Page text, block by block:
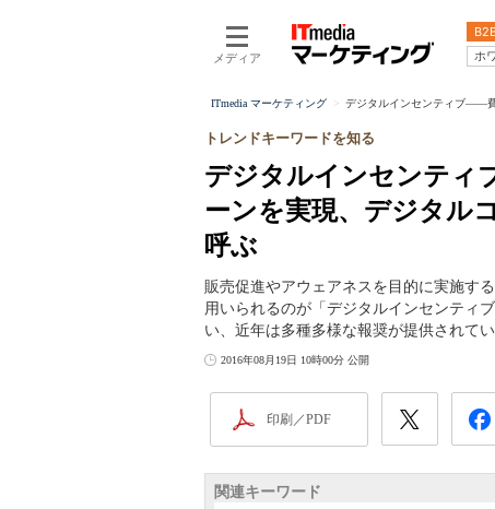
メディア
ホ
ITmedia マーケティング デジタルインセンティブ――費
デジタルインセンテ
ーンを実現、デジタル
呼ぶ
トレンドキーワードを知る
販売促進やアウェアネスを目的に実施す
用いられるのが「デジタルインセンティ
い、近年は多種多様な報奨が提供されてい
2016年08月19日 10時00分 公開
印刷／PDF
関連キーワード